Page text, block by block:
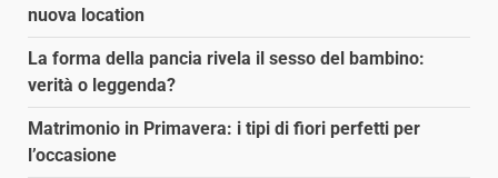
nuova location
La forma della pancia rivela il sesso del bambino:
verità o leggenda?
Matrimonio in Primavera: i tipi di fiori perfetti per
l’occasione